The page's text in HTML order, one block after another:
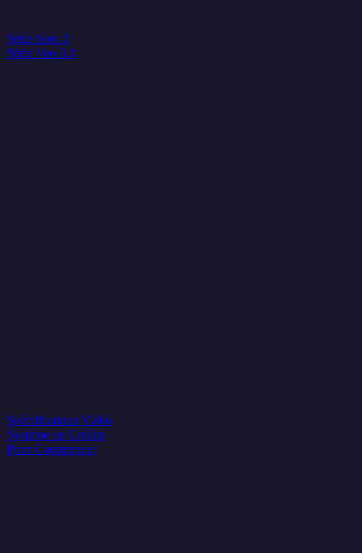
Série Sora 2
Série Veo 3.1
Spécifications Vidéo
Système de Crédits
Pour Commencer